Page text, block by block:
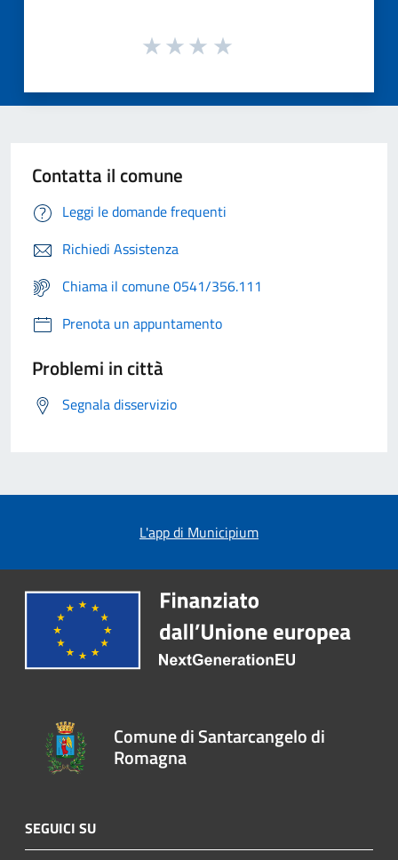
Contatta il comune
Leggi le domande frequenti
Richiedi Assistenza
Chiama il comune 0541/356.111
Prenota un appuntamento
Problemi in città
Segnala disservizio
L'app di Municipium
Comune di Santarcangelo di
Romagna
SEGUICI SU